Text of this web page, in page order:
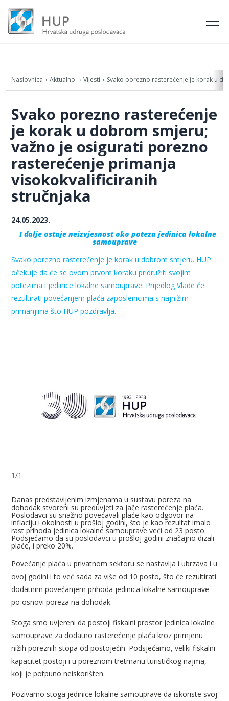
Naslovnica Aktualno Vijesti Svako porezno rasterećenje je korak u
Svako porezno rasterećenje
je korak u dobrom smjeru;
važno je osigurati porezno
rasterećenje primanja
visokokvalificiranih
stručnjaka
24.05.2023.
- I dalje ostaje neizvjesnost oko poteza jedinica lokalne
samouprave
Svako porezno rasterećenje je korak u dobrom smjeru. HUP
očekuje da će se ovom prvom koraku pridružiti svojim
potezima i jedinice lokalne samouprave. Prijedlog Vlade će
rezultirati povećanjem plaća zaposlenicima s najnižim
primanjima što HUP pozdravlja.
1/1
Danas predstavljenim izmjenama u sustavu poreza na
dohodak stvoreni su preduvjeti za jače rasterećenje plaća.
Poslodavci su snažno povećavali plaće kao odgovor na
inflaciju i okolnosti u prošloj godini, što je kao rezultat imalo
rast prihoda jedinica lokalne samouprave veći od 23 posto.
Podsjećamo da su poslodavci u prošloj godini značajno dizali
plaće, i preko 20%.
Povećanje plaća u privatnom sektoru se nastavlja i ubrzava i u
ovoj godini i to već sada za više od 10 posto, što će rezultirati
dodatnim povećanjem prihoda jedinica lokalne samouprave
po osnovi poreza na dohodak.
Stoga smo uvjereni da postoji fiskalni prostor jedinica lokalne
samouprave za dodatno rasterećenje plaća kroz primjenu
nižih poreznih stopa od postojećih. Podsjećamo, veliki fiskalni
kapacitet postoji i u poreznom tretmanu turističkog najma,
koji je potpuno neiskorišten.
Pozivamo stoga jedinice lokalne samouprave da iskoriste svoj